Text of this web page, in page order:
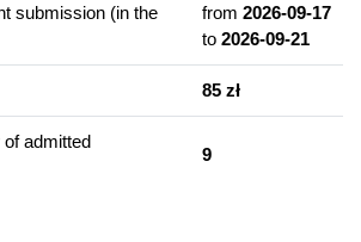
językowe.
zaawansowanej analizy tekstów i
i selekcjonowania danych
submission (in the
from 2026-09-17
to 2026-09-21
85 zł
admitted
9